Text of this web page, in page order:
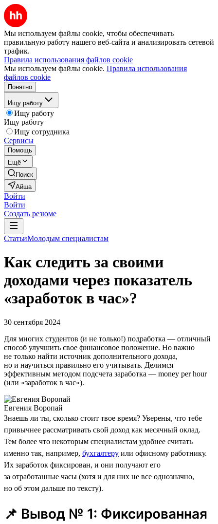
Мы используем файлы cookie, чтобы обеспечивать
правильную работу нашего веб-сайта и анализировать сетевой
трафик.
Правила использования файлов cookie
Мы используем файлы cookie. Правила использования
файлов cookie
Понятно
Ищу работу
Ищу работу
Ищу работу
Ищу сотрудника
Сервисы
Помощь
Ещё
Поиск
Айша
Войти
Войти
Создать резюме
СтатьиМолодым специалистам
Как следить за своими
доходами через показатель
«заработок в час»?
30 сентября 2024
Для многих студентов (и не только!) подработка — отличный
способ улучшить свое финансовое положение. Но важно
не только найти источник дополнительного дохода,
но и научиться правильно его учитывать. Делимся
эффективным методом подсчета заработка — money per hour
(или «заработок в час»).
Евгения Воропай
Знаешь ли ты, сколько стоит твое время? Уверены, что тебе
привычнее рассматривать свой доход как месячный оклад.
Тем более что некоторым специалистам удобнее считать
именно так, например, бухгалтеру или офисному работнику.
Их заработок фиксирован, и они получают его
за отработанные часы (хотя и для них не все однозначно,
но об этом дальше по тексту).
📌 Вывод № 1: Фиксированная